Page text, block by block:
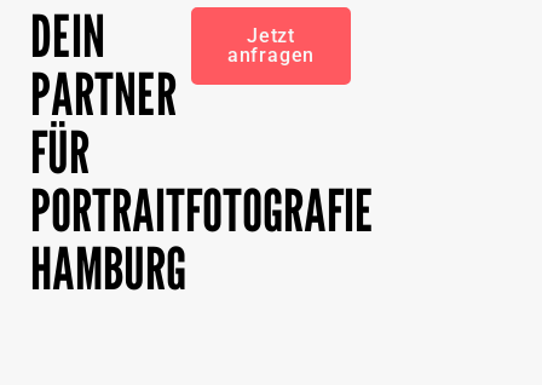
DEIN
PARTNER
FÜR
PORTRAITFOTOGRAFIE
HAMBURG
Jetzt
anfragen